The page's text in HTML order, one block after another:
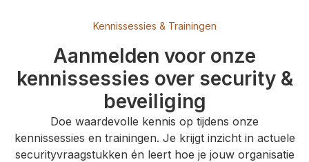
Kennissessies & Trainingen
Aanmelden voor onze
kennissessies over security &
beveiliging
Doe waardevolle kennis op tijdens onze
kennissessies en trainingen. Je krijgt inzicht in actuele
securityvraagstukken én leert hoe je jouw organisatie